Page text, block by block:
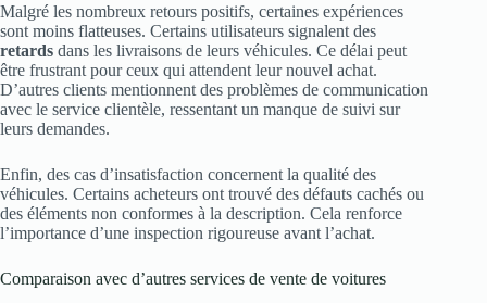
Malgré les nombreux retours positifs, certaines expériences
sont moins flatteuses. Certains utilisateurs signalent des
retards dans les livraisons de leurs véhicules. Ce délai peut
être frustrant pour ceux qui attendent leur nouvel achat.
D’autres clients mentionnent des problèmes de communication
avec le service clientèle, ressentant un manque de suivi sur
leurs demandes.
Enfin, des cas d’insatisfaction concernent la qualité des
véhicules. Certains acheteurs ont trouvé des défauts cachés ou
des éléments non conformes à la description. Cela renforce
l’importance d’une inspection rigoureuse avant l’achat.
Comparaison avec d’autres services de vente de voitures